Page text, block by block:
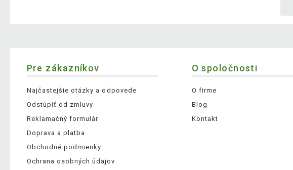
Pre zákazníkov
Najčastejšie otázky a odpovede
Odstúpiť od zmluvy
Reklamačný formulár
Doprava a platba
Obchodné podmienky
Ochrana osobných údajov
O spoločnosti
O firme
Blog
Kontakt